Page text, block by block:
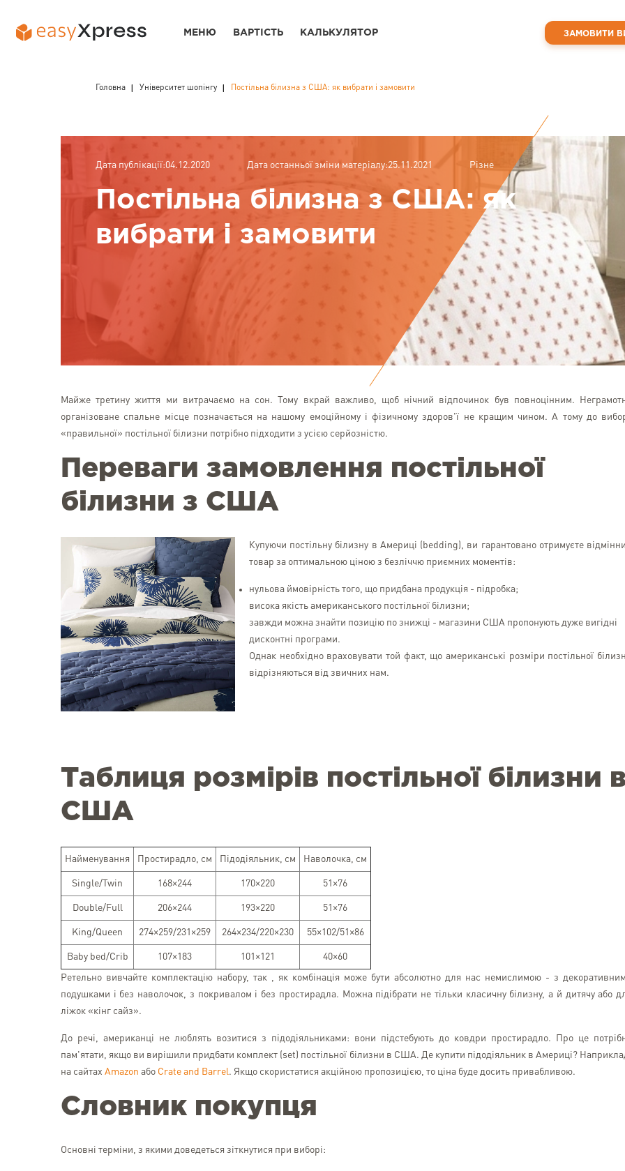
Головна Університет шопінгу Постільна білизна з США: як вибрати і замовити
Дата публікації:04.12.2020 Дата останньої зміни матеріалу:25.11.2021 Різне
Постільна білизна з США: як
вибрати і замовити
Майже третину життя ми витрачаємо на сон. Тому вкрай важливо, щоб нічний відпочинок був повноцінним.
організоване спальне місце позначається на нашому емоційному і фізичному здоров'ї не кращим чином. А тому до
«правильної» постільної білизни потрібно підходити з усією серйозністю.
Переваги замовлення постільної
білизни з США
Купуючи постільну білизну в Америці (bedding), ви гарантовано отримуєте
товар за оптимальною ціною з безліччю приємних моментів:
нульова ймовірність того, що придбана продукція - підробка;
висока якість американського постільної білизни;
завжди можна знайти позицію по знижці - магазини США пропонують дуже вигідні
дисконтні програми.
Однак необхідно враховувати той факт, що американські розміри постільної
відрізняються від звичних нам.
Таблиця розмірів постільної білизни в
США
Найменування Простирадло, см Підодіяльник, см Наволочка, см
Single/Twin 168×244 170×220 51×76
Double/Full 206×244 193×220 51×76
King/Queen 274×259/231×259 264×234/220×230 55×102/51×86
Baby bed/Crib 107×183 101×121 40×60
Ретельно вивчайте комплектацію набору, так , як комбінація може бути абсолютно для нас немислимою - з
подушками і без наволочок, з покривалом і без простирадла. Можна підібрати не тільки класичну білизну, а й дитячу або
ліжок «кінг сайз».
До речі, американці не люблять возитися з підодіяльниками: вони підстебують до ковдри простирадло. Про це
пам'ятати, якщо ви вирішили придбати комплект (set) постільної білизни в США. Де купити підодіяльник в Америці?
на сайтах Amazon або Crate and Barrel. Якщо скористатися акційною пропозицією, то ціна буде досить привабливою.
Словник покупця
Основні терміни, з якими доведеться зіткнутися при виборі:
МЕНЮ ВАРТІСТЬ КАЛЬКУЛЯТОР ЗАМОВИТИ